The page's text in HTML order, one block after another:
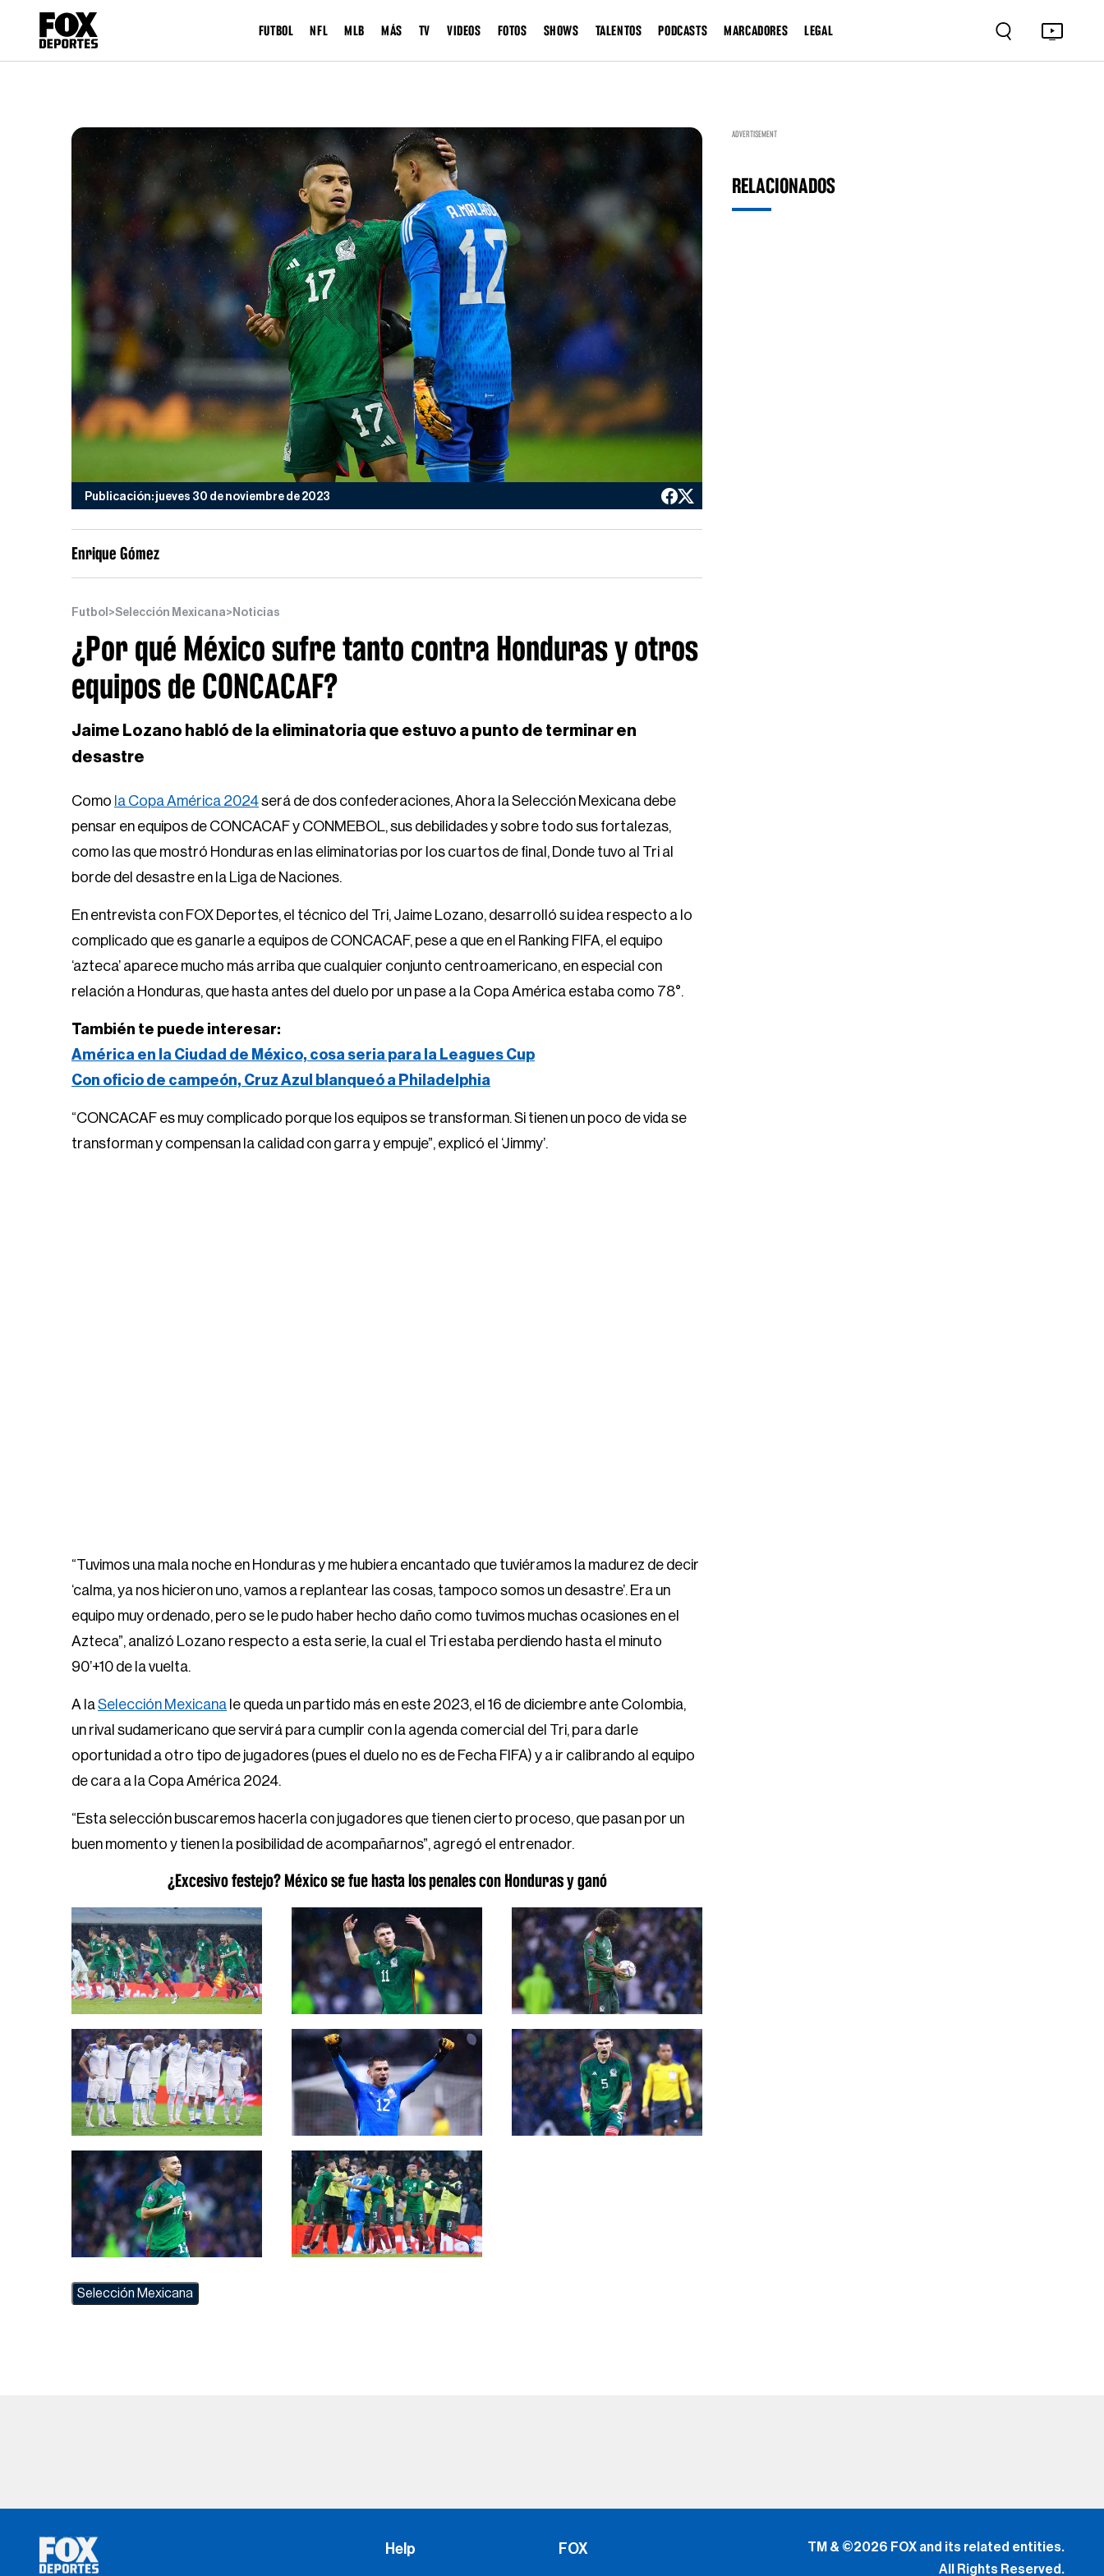
FUTBOL NFL MLB MÁS TV VIDEOS FOTOS SHOWS TALENTOS PODCASTS MARCADORES LEGAL
Publicación: jueves 30 de noviembre de 2023
Enrique Gómez
Futbol >Selección Mexicana> Noticias
¿Por qué México sufre tanto contra Honduras y otros
equipos de CONCACAF?
Jaime Lozano habló de la eliminatoria que estuvo a punto de terminar en
desastre
Como la Copa América 2024será de dos confederaciones, Ahora la Selección Mexicana debe
pensar en equipos de CONCACAF y CONMEBOL, sus debilidades y sobre todo sus fortalezas,
como las que mostró Honduras en las eliminatorias por los cuartos de final, Donde tuvo al Tri al
borde del desastre en la Liga de Naciones.
En entrevista con FOX Deportes, el técnico del Tri, Jaime Lozano, desarrolló su idea respecto a lo
complicado que es ganarle a equipos de CONCACAF, pese a que en el Ranking FIFA, el equipo
‘azteca’ aparece mucho más arriba que cualquier conjunto centroamericano, en especial con
relación a Honduras, que hasta antes del duelo por un pase a la Copa América estaba como 78°.
También te puede interesar:
América en la Ciudad de México, cosa seria para la Leagues Cup
Con oficio de campeón, Cruz Azul blanqueó a Philadelphia
“CONCACAF es muy complicado porque los equipos se transforman. Si tienen un poco de vida se
transforman y compensan la calidad con garra y empuje”, explicó el ‘Jimmy’.
“Tuvimos una mala noche en Honduras y me hubiera encantado que tuviéramos la madurez de decir
‘calma, ya nos hicieron uno, vamos a replantear las cosas, tampoco somos un desastre’. Era un
equipo muy ordenado, pero se le pudo haber hecho daño como tuvimos muchas ocasiones en el
Azteca”, analizó Lozano respecto a esta serie, la cual el Tri estaba perdiendo hasta el minuto
90’+10 de la vuelta.
A laSelección Mexicana le queda un partido más en este 2023, el 16 de diciembre ante Colombia,
un rival sudamericano que servirá para cumplir con la agenda comercial del Tri, para darle
oportunidad a otro tipo de jugadores (pues el duelo no es de Fecha FIFA) y a ir calibrando al equipo
de cara a la Copa América 2024.
“Esta selección buscaremos hacerla con jugadores que tienen cierto proceso, que pasan por un
buen momento y tienen la posibilidad de acompañarnos”, agregó el entrenador.
¿Excesivo festejo? México se fue hasta los penales con Honduras y ganó
Selección Mexicana
ADVERTISEMENT
RELACIONADOS
Advertise with Us FOX Sports Supports
de